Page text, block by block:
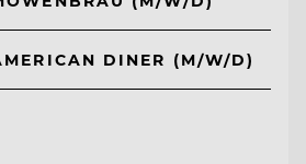
DINER (M/W/D)